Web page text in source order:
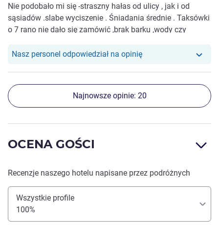
Nie podobało mi się -straszny hałas od ulicy , jak i od
sąsiadów .slabe wyciszenie . Śniadania średnie . Taksówki
o 7 rano nie dało się zamówić ,brak barku ,wody czy
Nasz personel odpowiedział na opinię
Najnowsze opinie: 20
OCENA GOŚCI
Recenzje naszego hotelu napisane przez podróżnych
Wszystkie profile
100%